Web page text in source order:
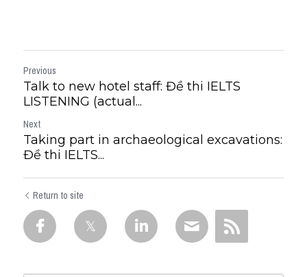
Previous
Talk to new hotel staff: Đề thi IELTS
LISTENING (actual...
Next
Taking part in archaeological excavations:
Đề thi IELTS...
Return to site